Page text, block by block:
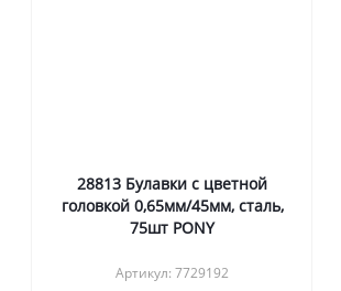
28813 Булавки с цветной
головкой 0,65мм/45мм, сталь,
75шт PONY
Артикул: 7729192